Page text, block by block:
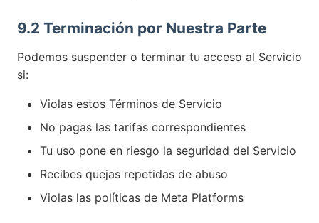
9.2 Terminación por Nuestra Parte
Podemos suspender o terminar tu acceso al Servicio
si:
Violas estos Términos de Servicio
No pagas las tarifas correspondientes
Tu uso pone en riesgo la seguridad del Servicio
Recibes quejas repetidas de abuso
Violas las políticas de Meta Platforms